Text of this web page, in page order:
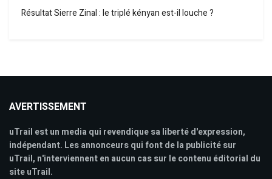
Résultat Sierre Zinal : le triplé kényan est-il louche ?
AVERTISSEMENT
uTrail est un media qui revendique sa liberté d'expression,
indépendant. Les annonceurs qui font de la publicité sur
uTrail, n'interviennent en aucun cas sur le contenu éditorial du
site uTrail.